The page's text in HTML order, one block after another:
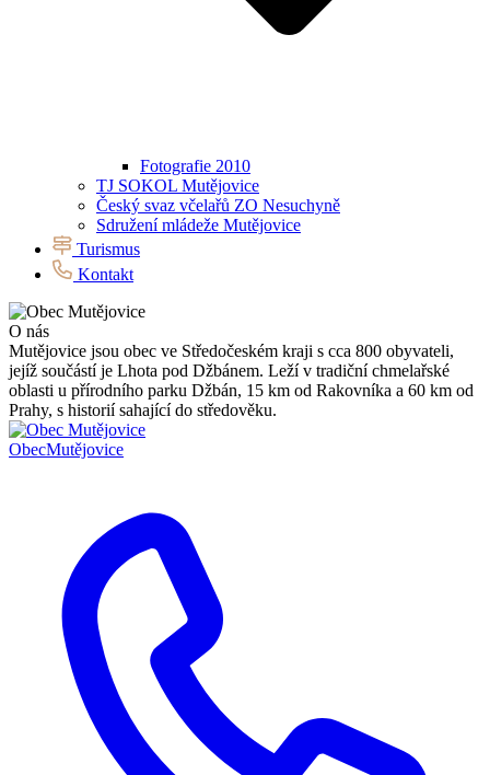
Fotografie 2010
TJ SOKOL Mutějovice
Český svaz včelařů ZO Nesuchyně
Sdružení mládeže Mutějovice
Turismus
Kontakt
O nás
Mutějovice jsou obec ve Středočeském kraji s cca 800 obyvateli,
jejíž součástí je Lhota pod Džbánem. Leží v tradiční chmelařské
oblasti u přírodního parku Džbán, 15 km od Rakovníka a 60 km od
Prahy, s historií sahající do středověku.
ObecMutějovice